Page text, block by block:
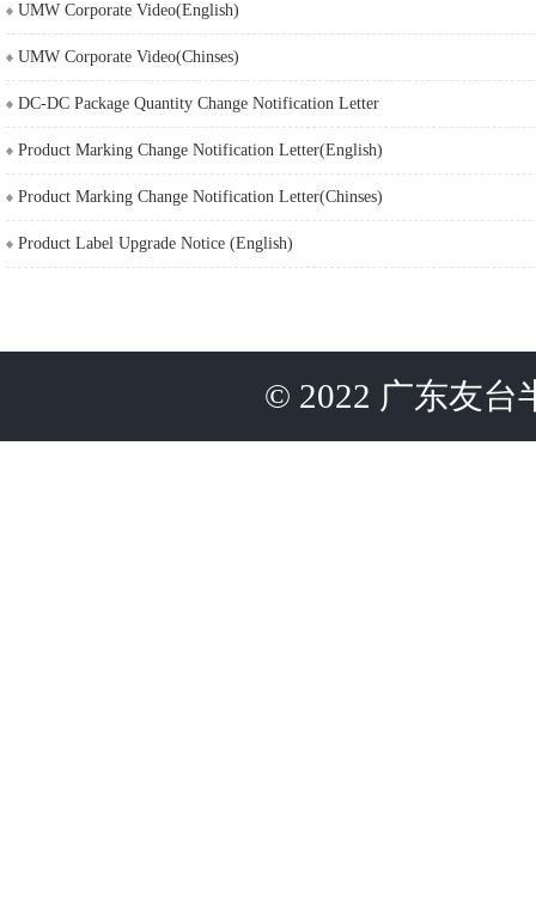
UMW Corporate Video(English)
UMW Corporate Video(Chinses)
DC-DC Package Quantity Change Notification Letter
Product Marking Change Notification Letter(English)
Product Marking Change Notification Letter(Chinses)
Product Label Upgrade Notice (English)
© 2022 广东友台